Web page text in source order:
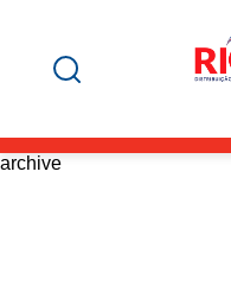
archive